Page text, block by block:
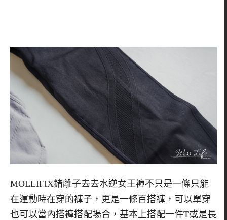
MOLLIFIX鍺離子去去水逆女王褲不只是一條只能
在運動時在穿的褲子，更是一條百搭褲，可以單穿
也可以當內搭褲搭配場合，基本上搭配一件T或是長